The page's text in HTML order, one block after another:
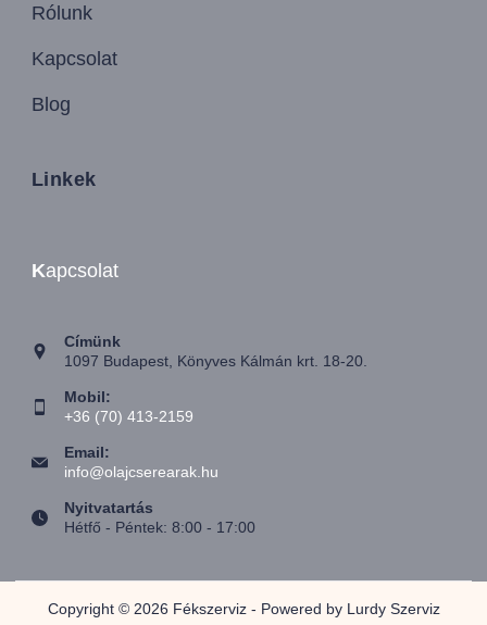
Rólunk
Kapcsolat
Blog
Linkek
Kapcsolat
Címünk
1097 Budapest, Könyves Kálmán krt. 18-20.
Mobil:
+36 (70) 413-2159
Email:
info@olajcserearak.hu
Nyitvatartás
Hétfő - Péntek: 8:00 - 17:00
Copyright © 2026 Fékszerviz - Powered by Lurdy Szerviz